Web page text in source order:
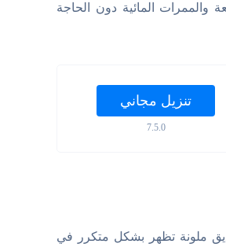
والممرات المائية دون الحاجة
تنزيل مجاني
7.5.0
ملونة تظهر بشكل متكرر في